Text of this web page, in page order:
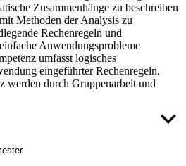
Zusammenhänge zu beschreiben
Methoden der Analysis zu
Rechenregeln und
Anwendungsprobleme
umfasst logisches
eingeführter Rechenregeln.
werden durch Gruppenarbeit und